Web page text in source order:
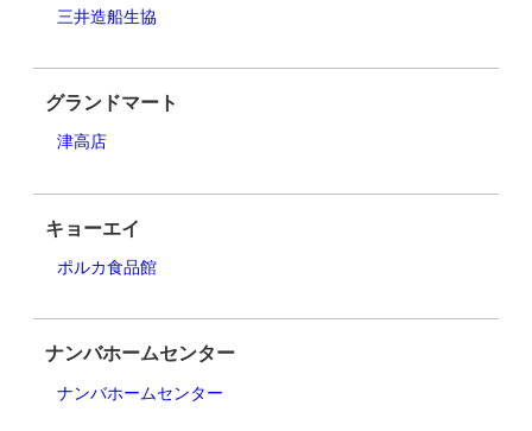
三井造船生協
グランドマート
津高店
キョーエイ
ポルカ食品館
ナンバホームセンター
ナンバホームセンター